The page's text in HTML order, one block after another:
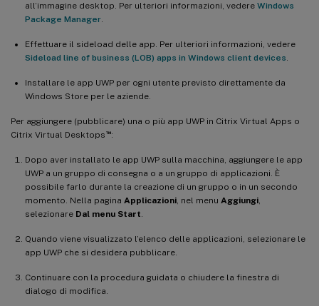
all’immagine desktop. Per ulteriori informazioni, vedere Windows
Package Manager.
Effettuare il sideload delle app. Per ulteriori informazioni, vedere
Sideload line of business (LOB) apps in Windows client devices.
Installare le app UWP per ogni utente previsto direttamente da
Windows Store per le aziende.
Per aggiungere (pubblicare) una o più app UWP in Citrix Virtual Apps o
Citrix Virtual Desktops ™:
Dopo aver installato le app UWP sulla macchina, aggiungere le app
UWP a un gruppo di consegna o a un gruppo di applicazioni. È
possibile farlo durante la creazione di un gruppo o in un secondo
momento. Nella pagina Applicazioni, nel menu Aggiungi,
selezionare Dal menu Start.
Quando viene visualizzato l’elenco delle applicazioni, selezionare le
app UWP che si desidera pubblicare.
Continuare con la procedura guidata o chiudere la finestra di
dialogo di modifica.